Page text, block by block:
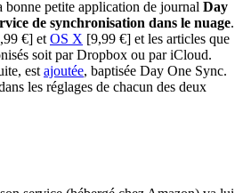
bonne petite application de journal Day
de synchronisation dans le nuage.
€] et OS X [9,99 €] et les articles que
soit par Dropbox ou par iCloud.
est ajoutée, baptisée Day One Sync.
les réglages de chacun des deux